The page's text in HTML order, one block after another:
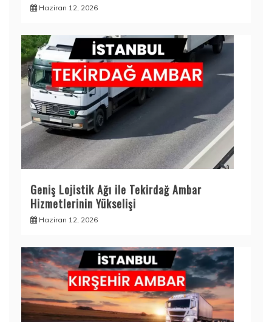
Haziran 12, 2026
Geniş Lojistik Ağı ile Tekirdağ Ambar
Hizmetlerinin Yükselişi
Haziran 12, 2026